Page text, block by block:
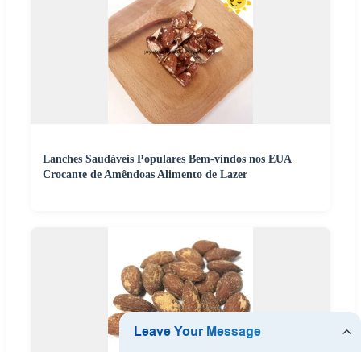
Lanches Saudáveis Populares Bem-vindos nos EUA
Crocante de Amêndoas Alimento de Lazer